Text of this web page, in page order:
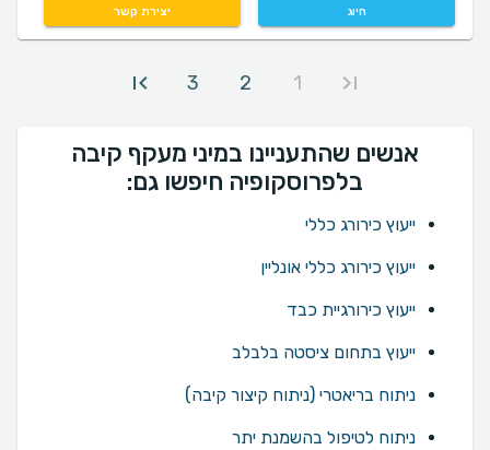
חיוג יצירת קשר
1
2
3
אנשים שהתעניינו במיני מעקף קיבה
בלפרוסקופיה חיפשו גם:
ייעוץ כירורג כללי
ייעוץ כירורג כללי אונליין
ייעוץ כירורגיית כבד
ייעוץ בתחום ציסטה בלבלב
ניתוח בריאטרי (ניתוח קיצור קיבה)
ניתוח לטיפול בהשמנת יתר